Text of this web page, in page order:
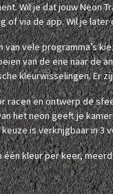
Wil je dat jouw Neon
of via de app. Wil je
van vele programma’s
van de ene naar de
kleurwisselingen. Er
racen en ontwerp de
het neon geeft je
is verkrijgbaar in 3
één kleur per keer,